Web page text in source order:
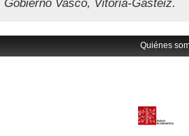
Gobierno Vasco, Vitoria-Gasteiz.
Quiénes